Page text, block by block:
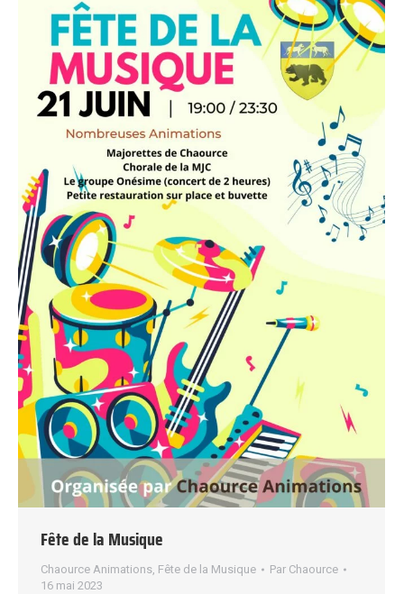
Fête de la Musique
Chaource Animations, Fête de la Musique Par Chaource
16 mai 2023